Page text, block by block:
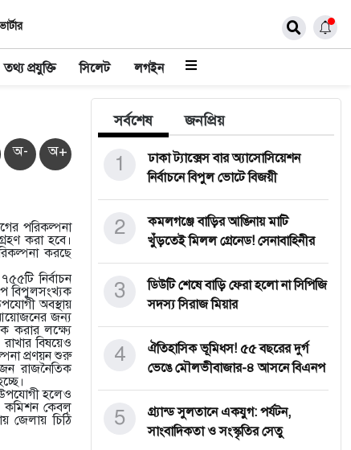
তথ্য প্রযুক্তি সিলেট লগইন
অ- অ+
পরিকল্পনা
করা হবে।
করছে
নির্বাচন
বিপুলসংখ্যক
অবস্থায়
জন্য
করার লক্ষ্যে
বিষয়েও
প্রণয়ন শুরু
রাজনৈতিক
উপযোগী হলেও
কমিশন কেবল
জেলায় চিঠি
সর্বশেষ জনপ্রিয়
ঢাকা ট্যাক্সেস বার অ্যাসোসিয়েশন
নির্বাচনে বিপুল ভোটে বিজয়ী
1
কমলগঞ্জে বাড়ির আঙিনায় মাটি
খুঁড়তেই মিলল গ্রেনেড! সেনাবাহিনীর
2
ডিউটি শেষে বাড়ি ফেরা হলো না সিপিজি
সদস্য সিরাজ মিয়ার
3
ঐতিহাসিক ভূমিধস! ৫৫ বছরের দুর্গ
ভেঙে মৌলভীবাজার-৪ আসনে বিএনপ
4
গ্র্যান্ড সুলতানে একযুগ: পর্যটন,
সাংবাদিকতা ও সংস্কৃতির সেতু
5